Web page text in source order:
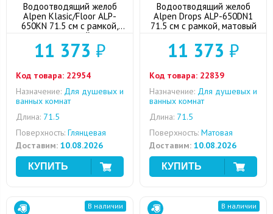
Водоотводящий желоб
Alpen Klasic/Floor ALP-
650KN 71.5 см с рамкой,
глянцевый
11 373 ₽
Код товара: 22954
Назначение: Для душевых и
ванных комнат
Длина: 71.5
Поверхность: Глянцевая
Доставим: 10.08.2026
Водоотводящий желоб
Alpen Drops ALP-650DN1
71.5 см с рамкой, матовый
11 373 ₽
Код товара: 22839
Назначение: Для душевых и
ванных комнат
Длина: 71.5
Поверхность: Матовая
Доставим: 10.08.2026
В наличии В наличии